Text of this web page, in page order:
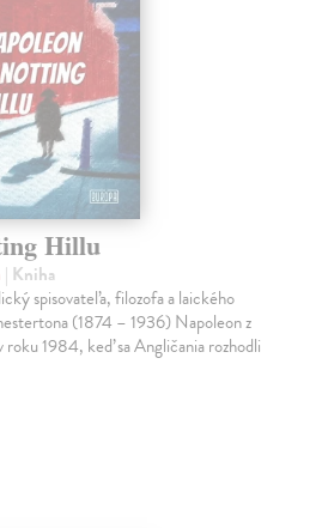
Hillu
| Kniha
spisovateľa, filozofa a laického
(1874 – 1936) Napoleon z
1984, keď sa Angličania rozhodli